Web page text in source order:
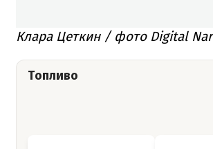
Клара Цеткин / фото Digital
Топливо